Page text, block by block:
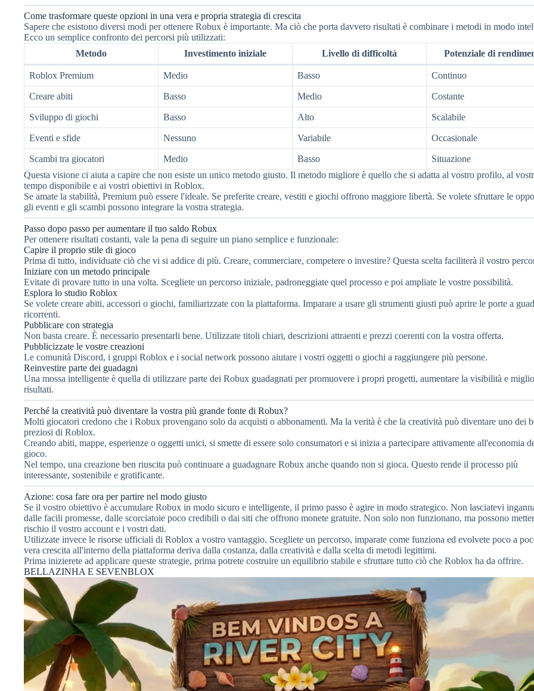
Come trasformare queste opzioni in una vera e propria strategia di crescita
Sapere che esistono diversi modi per ottenere Robux è importante. Ma ciò che porta davvero risultati è combinare i metodi in modo
Ecco un semplice confronto dei percorsi più utilizzati:
Metodo
Investimento iniziale Livello di difficoltà Potenziale di
Roblox Premium Medio Basso Continuo
Creare abiti Basso Medio Costante
Sviluppo di giochi Basso Alto Scalabile
Eventi e sfide Nessuno Variabile Occasionale
Scambi tra giocatori Medio Basso
Situazione
Questa visione ci aiuta a capire che non esiste un unico metodo giusto. Il metodo migliore è quello che si adatta al vostro profilo, al
tempo disponibile e ai vostri obiettivi in Roblox.
Se amate la stabilità, Premium può essere l'ideale. Se preferite creare, vestiti e giochi offrono maggiore libertà. Se volete sfruttare le
gli eventi e gli scambi possono integrare la vostra strategia.
Passo dopo passo per aumentare il tuo saldo Robux
Per ottenere risultati costanti, vale la pena di seguire un piano semplice e funzionale:
Capire il proprio stile di gioco
Prima di tutto, individuate ciò che vi si addice di più. Creare, commerciare, competere o investire? Questa scelta faciliterà il vostro
Iniziare con un metodo principale
Evitate di provare tutto in una volta. Scegliete un percorso iniziale, padroneggiate quel processo e poi ampliate le vostre possibilità.
Esplora lo studio Roblox
Se volete creare abiti, accessori o giochi, familiarizzate con la piattaforma. Imparare a usare gli strumenti giusti può aprire le porte a
ricorrenti.
Pubblicare con strategia
Non basta creare. È necessario presentarli bene. Utilizzate titoli chiari, descrizioni attraenti e prezzi coerenti con la vostra offerta.
Pubblicizzate le vostre creazioni
Le comunità Discord, i gruppi Roblox e i social network possono aiutare i vostri oggetti o giochi a raggiungere più persone.
Reinvestire parte dei guadagni
Una mossa intelligente è quella di utilizzare parte dei Robux guadagnati per promuovere i propri progetti, aumentare la visibilità e
risultati.
Perché la creatività può diventare la vostra più grande fonte di Robux?
Molti giocatori credono che i Robux provengano solo da acquisti o abbonamenti. Ma la verità è che la creatività può diventare uno dei
preziosi di Roblox.
Creando abiti, mappe, esperienze o oggetti unici, si smette di essere solo consumatori e si inizia a partecipare attivamente all'economia
gioco.
Nel tempo, una creazione ben riuscita può continuare a guadagnare Robux anche quando non si gioca. Questo rende il processo più
interessante, sostenibile e gratificante.
Azione: cosa fare ora per partire nel modo giusto
Se il vostro obiettivo è accumulare Robux in modo sicuro e intelligente, il primo passo è agire in modo strategico. Non lasciatevi
dalle facili promesse, dalle scorciatoie poco credibili o dai siti che offrono monete gratuite. Non solo non funzionano, ma possono
rischio il vostro account e i vostri dati.
Utilizzate invece le risorse ufficiali di Roblox a vostro vantaggio. Scegliete un percorso, imparate come funziona ed evolvete poco a
vera crescita all'interno della piattaforma deriva dalla costanza, dalla creatività e dalla scelta di metodi legittimi.
Prima inizierete ad applicare queste strategie, prima potrete costruire un equilibrio stabile e sfruttare tutto ciò che Roblox ha da offrire.
BELLAZINHA E SEVENBLOX